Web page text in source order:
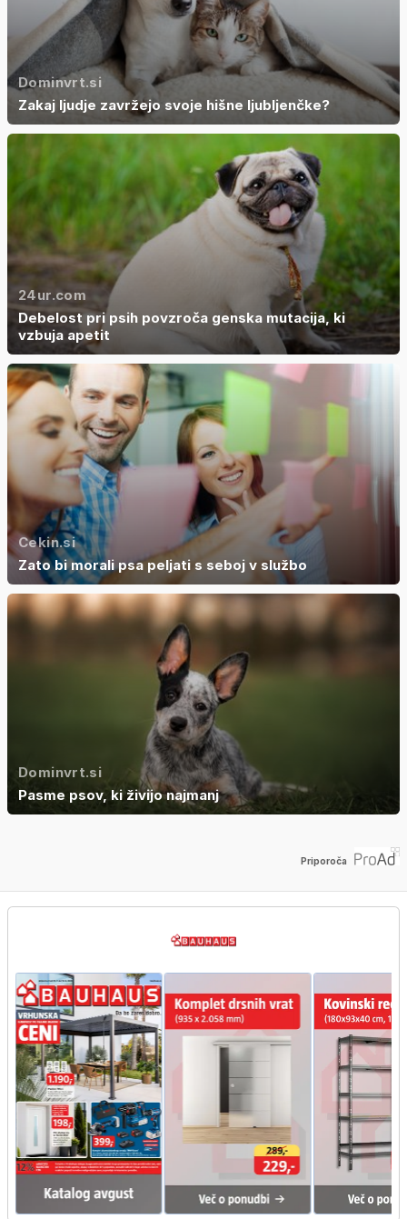
Dominvrt.si
Zakaj ljudje zavržejo svoje hišne ljubljenčke?
24ur.com
Debelost pri psih povzroča genska mutacija, ki
vzbuja apetit
Cekin.si
Zato bi morali psa peljati s seboj v službo
Dominvrt.si
Pasme psov, ki živijo najmanj
Priporoča